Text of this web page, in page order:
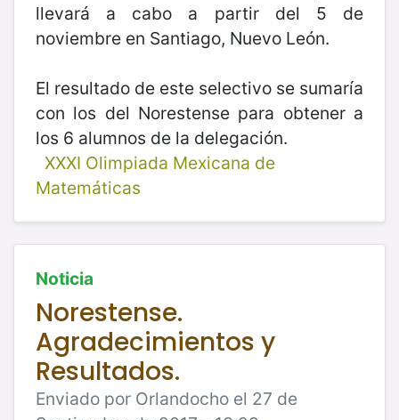
llevará a cabo a partir del 5 de
noviembre en Santiago, Nuevo León.
El resultado de este selectivo se sumaría
con los del Norestense para obtener a
los 6 alumnos de la delegación.
XXXI Olimpiada Mexicana de
Matemáticas
Noticia
Norestense.
Agradecimientos y
Resultados.
Enviado por Orlandocho el 27 de